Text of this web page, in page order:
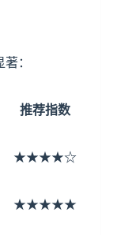
：
推荐指数
★★★★☆
★★★★★